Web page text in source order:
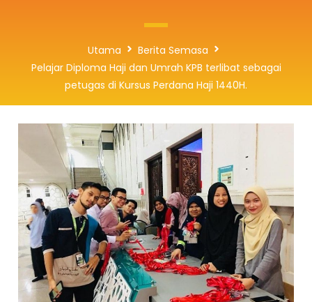
Utama
Berita Semasa
Pelajar Diploma Haji dan Umrah KPB terlibat sebagai
petugas di Kursus Perdana Haji 1440H.